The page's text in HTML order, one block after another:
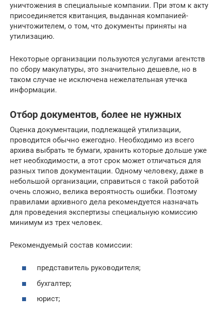
уничтожения в специальные компании. При этом к акту
присоединяется квитанция, выданная компанией-
уничтожителем, о том, что документы приняты на
утилизацию.
Некоторые организации пользуются услугами агентств
по сбору макулатуры, это значительно дешевле, но в
таком случае не исключена нежелательная утечка
информации.
Отбор документов, более не нужных
Оценка документации, подлежащей утилизации,
проводится обычно ежегодно. Необходимо из всего
архива выбрать те бумаги, хранить которые дольше уже
нет необходимости, а этот срок может отличаться для
разных типов документации. Одному человеку, даже в
небольшой организации, справиться с такой работой
очень сложно, велика вероятность ошибки. Поэтому
правилами архивного дела рекомендуется назначать
для проведения экспертизы специальную комиссию
минимум из трех человек.
Рекомендуемый состав комиссии:
представитель руководителя;
бухгалтер;
юрист;